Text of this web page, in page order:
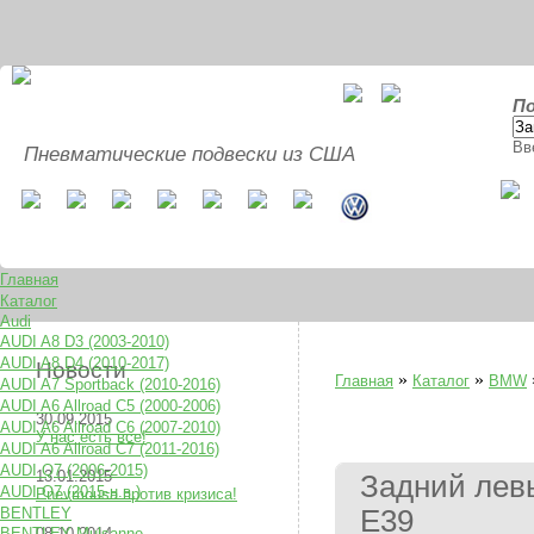
Пневматические подвески из США
Главная
Каталог
Audi
AUDI A8 D3 (2003-2010)
AUDI A8 D4 (2010-2017)
AUDI A7 Sportback (2010-2016)
AUDI A6 Allroad C5 (2000-2006)
AUDI A6 Allroad C6 (2007-2010)
AUDI A6 Allroad C7 (2011-2016)
AUDI Q7 (2006-2015)
AUDI Q7 (2015-н.в.)
BENTLEY
Новости
30.09.2015
У нас есть все!
13.01.2015
Pnevmousa против кризиса!
Главная » Каталог » BMW
Задний
E39